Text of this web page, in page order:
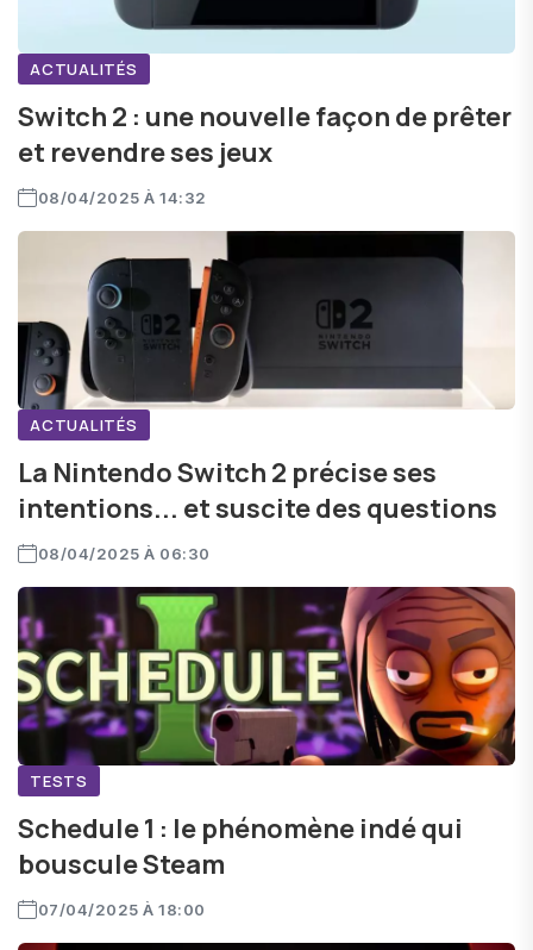
ACTUALITÉS
Switch 2 : une nouvelle façon de prêter
et revendre ses jeux
08/04/2025 À 14:32
ACTUALITÉS
La Nintendo Switch 2 précise ses
intentions... et suscite des questions
08/04/2025 À 06:30
TESTS
Schedule 1 : le phénomène indé qui
bouscule Steam
07/04/2025 À 18:00